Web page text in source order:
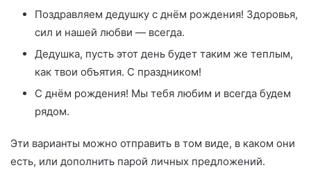
Поздравляем дедушку с днём рождения! Здоровья,
сил и нашей любви — всегда.
Дедушка, пусть этот день будет таким же теплым,
как твои объятия. С праздником!
С днём рождения! Мы тебя любим и всегда будем
рядом.
Эти варианты можно отправить в том виде, в каком они
есть, или дополнить парой личных предложений.